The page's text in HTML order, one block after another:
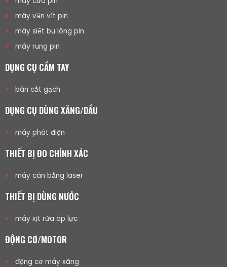
máy vặn vít pin
máy siết bu lông pin
máy rung pin
DỤNG CỤ CẦM TAY
bàn cắt gạch
DỤNG CỤ DÙNG XĂNG/DẦU
máy phát điện
THIẾT BỊ ĐO CHÍNH XÁC
máy cân bằng laser
THIẾT BỊ DÙNG NƯỚC
máy xịt rửa áp lực
ĐỘNG CƠ/MOTOR
động cơ máy xăng